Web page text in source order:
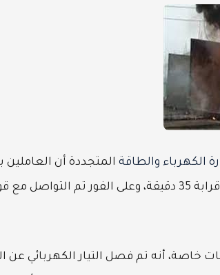
الكهرباء والطاقة
النيران بأحد المحولات منذ قرابة 35 دقيقة، وعلى
خاصة، أنه تم فصل التيار الكهربائي عن